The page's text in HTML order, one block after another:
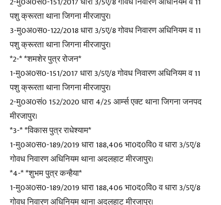
पशु क्रूरता थाना जिगना मीरजापुर।
3-मु0अ0स0-122/2018 धारा 3/5ए/8 गोवध निवारण अधिनियम व 11
पशु क्रूरता थाना जिगना मीरजापुर।
*2-* *शमशेर पुत्र रोजन*
1-मु0अ0स0-151/2017 धारा 3/5ए/8 गोवध निवारण अधिनियम व 11
पशु क्रूरता थाना जिगना मीरजापुर।
2-मु0अ0सं0 152/2020 धारा 4/25 आर्म्स एक्ट थाना जिगना जनपद
मीरजापुर।
*3-* *विकास पुत्र राधेश्याम*
1-मु0अ0स0-189/2019 धारा 188,406 भा0द0वि0 व धारा 3/5ए/8
गोवध निवारण अधिनियम थाना अदलहाट मीरजापुर।
*4-* *शुभम पुत्र कन्हैया*
1-मु0अ0स0-189/2019 धारा 188,406 भा0द0वि0 व धारा 3/5ए/8
गोवध निवारण अधिनियम थाना अदलहाट मीरजापुर।